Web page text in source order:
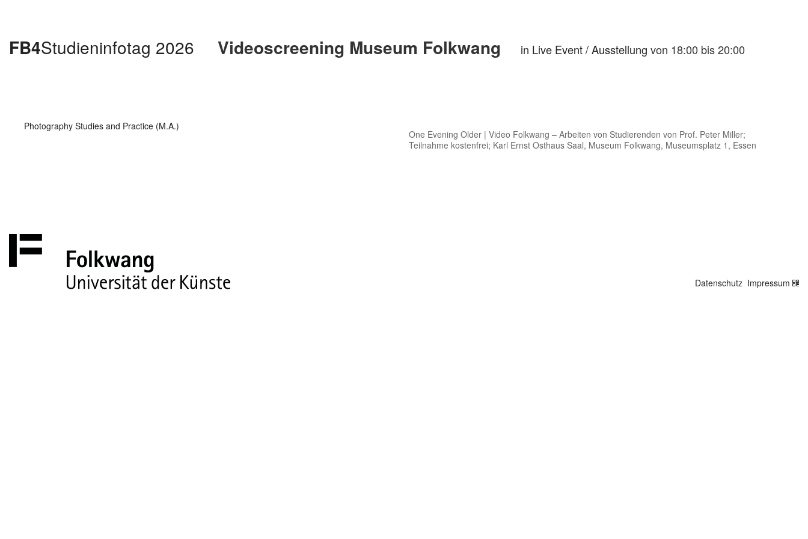
FB4Studieninfotag 2026 Videoscreening Museum Folkwang in Live Event / Ausstellung von 18:00 bis 20:00
Photography Studies and Practice (M.A.)
One Evening Older | Video Folkwang – Arbeiten von Studierenden von Prof. Peter Miller;
Teilnahme kostenfrei; Karl Ernst Osthaus Saal, Museum Folkwang, Museumsplatz 1, Essen
Impressum
Datenschutz